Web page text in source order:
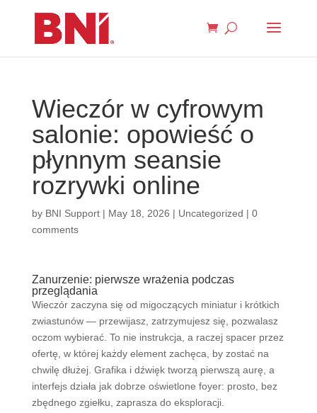
Wieczór w cyfrowym
salonie: opowieść o
płynnym seansie
rozrywki online
by BNI Support| May 18, 2026 | Uncategorized | 0
comments
Zanurzenie: pierwsze wrażenia podczas
przeglądania
Wieczór zaczyna się od migoczących miniatur i krótkich
zwiastunów — przewijasz, zatrzymujesz się, pozwalasz
oczom wybierać. To nie instrukcja, a raczej spacer przez
ofertę, w której każdy element zachęca, by zostać na
chwilę dłużej. Grafika i dźwięk tworzą pierwszą aurę, a
interfejs działa jak dobrze oświetlone foyer: prosto, bez
zbędnego zgiełku, zaprasza do eksploracji.